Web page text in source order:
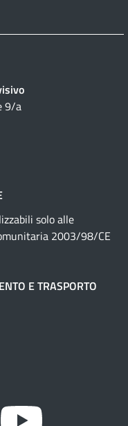
9/a
solo alle
2003/98/CE
E TRASPORTO
Twitter